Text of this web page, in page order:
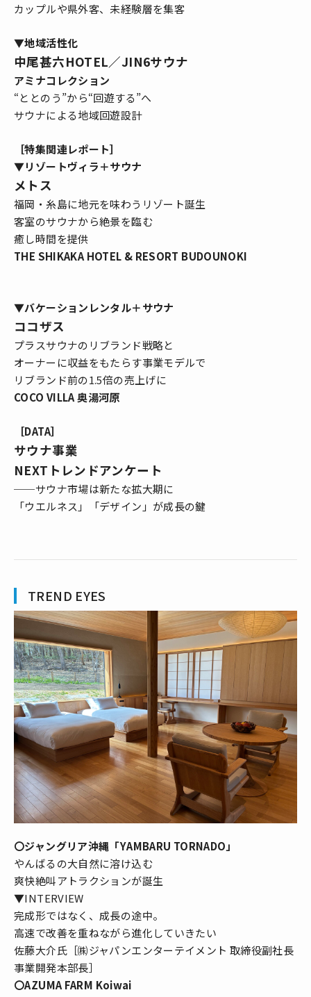
カップルや県外客、未経験層を集客
▼地域活性化
中尾甚六HOTEL／JIN6サウナ
アミナコレクション
“ととのう”から“回遊する”へ
サウナによる地域回遊設計
［特集関連レポート］
▼リゾートヴィラ＋サウナ
メトス
福岡・糸島に地元を味わうリゾート誕生
客室のサウナから絶景を臨む
癒し時間を提供
THE SHIKAKA HOTEL & RESORT BUDOUNOKI
▼バケーションレンタル＋サウナ
ココザス
プラスサウナのリブランド戦略と
オーナーに収益をもたらす事業モデルで
リブランド前の1.5倍の売上げに
COCO VILLA 奥湯河原
［DATA］
サウナ事業
NEXTトレンドアンケート
──サウナ市場は新たな拡大期に
「ウエルネス」「デザイン」が成長の鍵
TREND EYES
〇ジャングリア沖縄「YAMBARU TORNADO」
やんばるの大自然に溶け込む
爽快絶叫アトラクションが誕生
▼INTERVIEW
完成形ではなく、成長の途中。
高速で改善を重ねながら進化していきたい
佐藤大介氏［㈱ジャパンエンターテイメント 取締役副社長
事業開発本部長］
〇AZUMA FARM Koiwai